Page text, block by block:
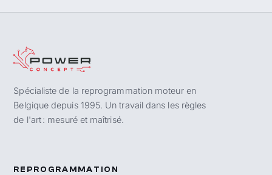
Spécialiste de la reprogrammation moteur en
Belgique depuis 1995. Un travail dans les règles
de l'art : mesuré et maîtrisé.
REPROGRAMMATION